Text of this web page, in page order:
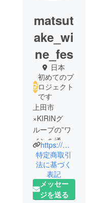
matsut
ake_wi
ne_fes
日本
初めてのプ
ロジェクト
です
上田市
×KIRINグ
ループの”ワ
インを通し
て、もっと
ワクワクす
ること、み
んなで考え
よう！見つ
https://matsutakewinefes.com/
特定商取引
法に基づく
表記
メッセー
ジを送る